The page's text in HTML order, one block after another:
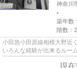
神奈川
-
築年数
階数：
小田急小田原線相模大野近
いろんな経験が出来るルー
現在